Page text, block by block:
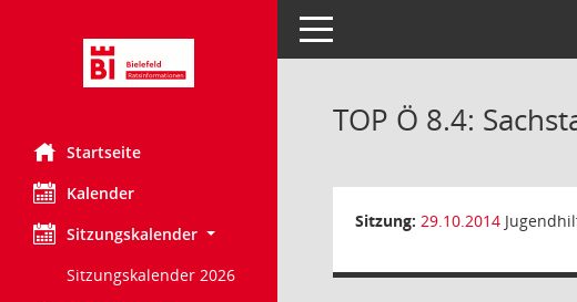
Startseite
Kalender
Sitzungskalender
Sitzungskalender 2026
Toggle navigation
TOP Ö 8.4:
Sitzung: 29.10.2014